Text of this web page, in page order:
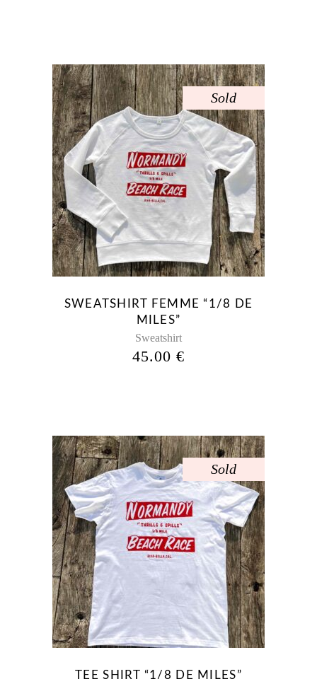
Sold
Ce
produit
a
plusieurs
variations.
Les
options
peuvent
choisies
sur
la
page
SWEATSHIRT FEMME “1/8 DE
MILES”
Sweatshirt
45.00€
Sold
Ce
produit
variations.
options
peuvent
être
TEE SHIRT “1/8 DE MILES”